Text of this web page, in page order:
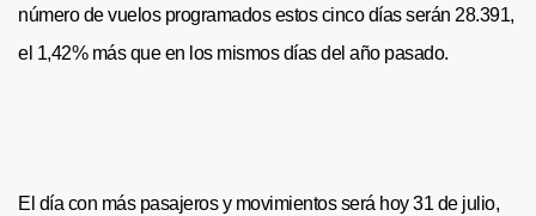
número de vuelos programados estos cinco días serán 28.391,
el 1,42% más que en los mismos días del año pasado.
El día con más pasajeros y movimientos será hoy 31 de julio,